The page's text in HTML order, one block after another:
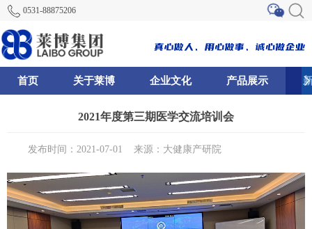
0531-88875206
首页 关于莱博 企业文化 产品展示
2021年度第三期医学交流培训会
发布时间：2021-07-01 来源：大健康产研院